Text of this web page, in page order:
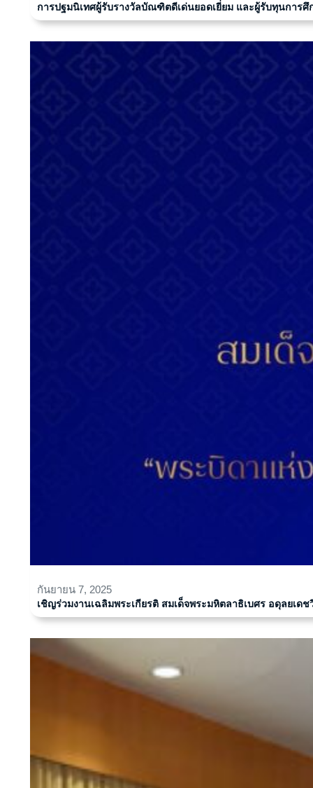
การปฐมนิเทศผู้รับรางวัลบัณฑิตดีเด่นยอดเยี่ยม และผู้รับทุนการ
กันยายน 7, 2025
เชิญร่วมงานเฉลิมพระเกียรติ สมเด็จพระมหิตลาธิเบศร อดุลยเ